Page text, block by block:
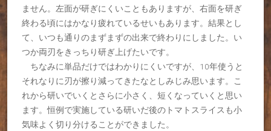
ません。左面が研ぎにくいこともありますが、右面を研ぎ
終わる頃にはかなり疲れているせいもあります。結果とし
て、いつも通りのまずまずの出来で終わりにしました。い
つか両刃をきっちり研ぎ上げたいです。
ちなみに単品だけではわかりにくいですが、10年使うと
それなりに刃が擦り減ってきたなとしみじみ思います。こ
れから研いでいくとさらに小さく、短くなっていくと思い
ます。恒例で実施している研いだ後のトマトスライスも小
気味よく切り分けることができました。